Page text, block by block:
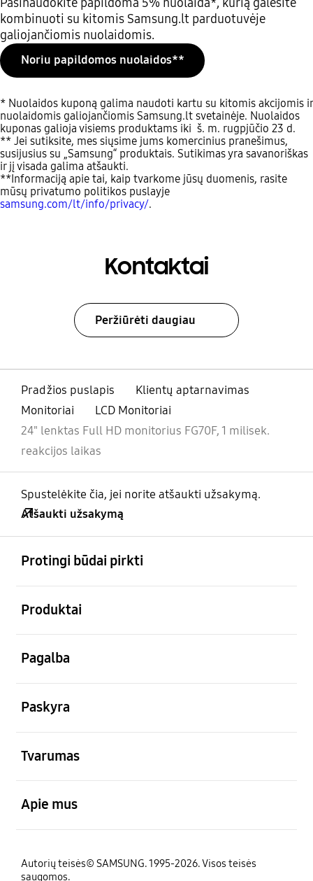
kombinuoti su kitomis Samsung.lt parduotuvėje
galiojančiomis nuolaidomis.
Noriu papildomos nuolaidos**
* Nuolaidos kuponą galima naudoti kartu su kitomis akcijomis ir
nuolaidomis galiojančiomis Samsung.lt svetainėje. Nuolaidos
kuponas galioja visiems produktams iki š. m. rugpjūčio 23 d.
** Jei sutiksite, mes siųsime jums komercinius pranešimus,
susijusius su „Samsung“ produktais. Sutikimas yra savanoriškas
ir jį visada galima atšaukti.
**Informaciją apie tai, kaip tvarkome jūsų duomenis, rasite
mūsų privatumo politikos puslayje
samsung.com/lt/info/privacy/.
Kontaktai
Peržiūrėti daugiau
Pradžios puslapis
Klientų aptarnavimas
Monitoriai
LCD Monitoriai
24" lenktas Full HD monitorius FG70F, 1 milisek.
reakcijos laikas
Spustelėkite čia, jei norite atšaukti užsakymą.
Atšaukti užsakymą
Protingi būdai pirkti
Produktai
Pagalba
Paskyra
Tvarumas
Apie mus
Autorių teisės© SAMSUNG. 1995-2026. Visos teisės
saugomos.